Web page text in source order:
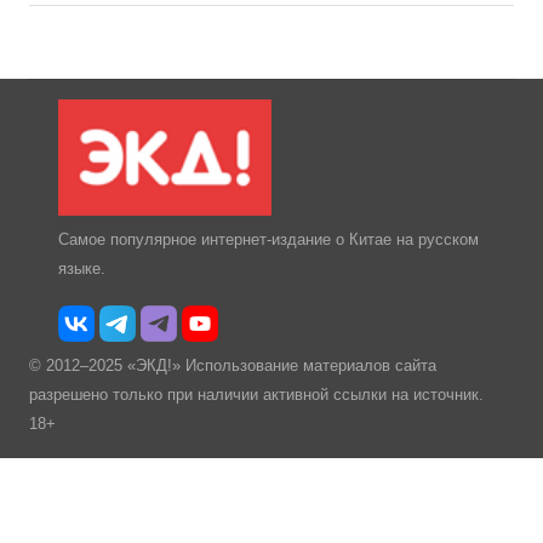
Самое популярное интернет-издание о Китае на русском
языке.
© 2012–2025 «ЭКД!» Использование материалов сайта
разрешено только при наличии активной ссылки на источник.
18+